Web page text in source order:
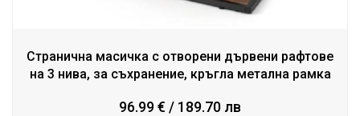
Странична масичка с отворени дървени рафтове
на 3 нива, за съхранение, кръгла метална рамка
96.99 € / 189.70 лв